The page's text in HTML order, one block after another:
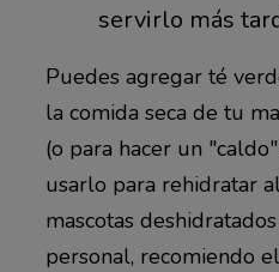
servirlo más
Puedes agregar té
la comida seca de tu
(o para hacer un
usarlo para rehidratar
mascotas
personal, recomiendo